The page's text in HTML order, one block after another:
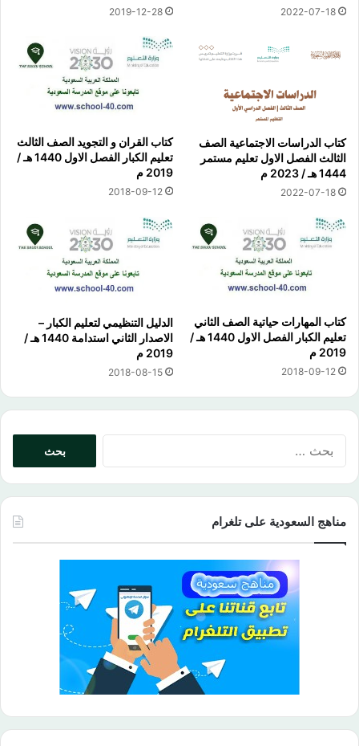
2022-07-18
2019-12-28
كتاب الدراسات الاجتماعية الصف
الثالث الفصل الاول تعليم مستمر
1444 هـ / 2023 م
2022-07-18
كتاب القران و التجويد الصف الثالث
تعليم الكبار الفصل الاول 1440 هـ /
2019 م
2018-09-12
كتاب المهارات حياتية الصف الثاني
تعليم الكبار الفصل الاول 1440 هـ /
2019 م
2018-09-12
الدليل التنظيمي لتعليم الكبار –
الاصدار الثاني استدامة 1440 هـ /
2019 م
2018-08-15
مناهج السعودية على تلغرام